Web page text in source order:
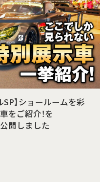
SP】ショールームを彩
をご紹介！を
開しました